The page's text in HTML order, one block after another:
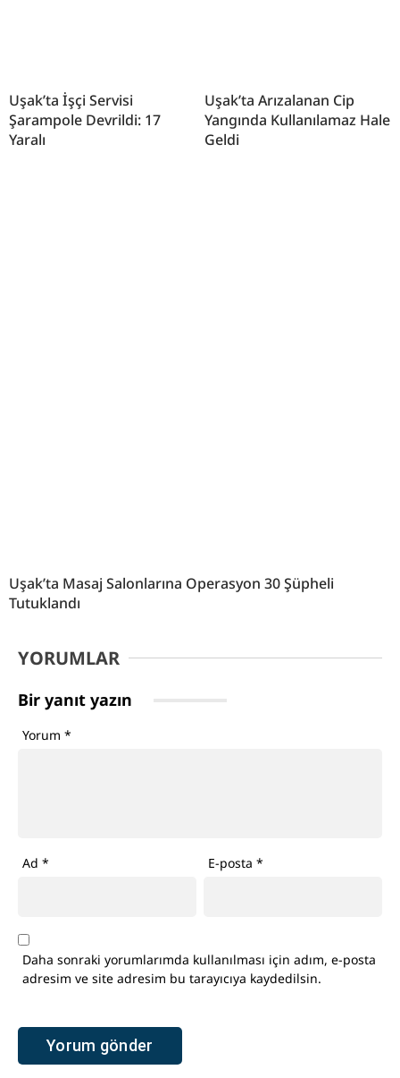
Uşak’ta İşçi Servisi
Şarampole Devrildi: 17
Yaralı
Uşak’ta Arızalanan Cip
Yangında Kullanılamaz Hale
Geldi
Uşak’ta Masaj Salonlarına Operasyon 30 Şüpheli
Tutuklandı
YORUMLAR
Bir yanıt yazın
Yorum *
Ad * E-posta*
Daha sonraki yorumlarımda kullanılması için adım, e-posta
adresim ve site adresim bu tarayıcıya kaydedilsin.